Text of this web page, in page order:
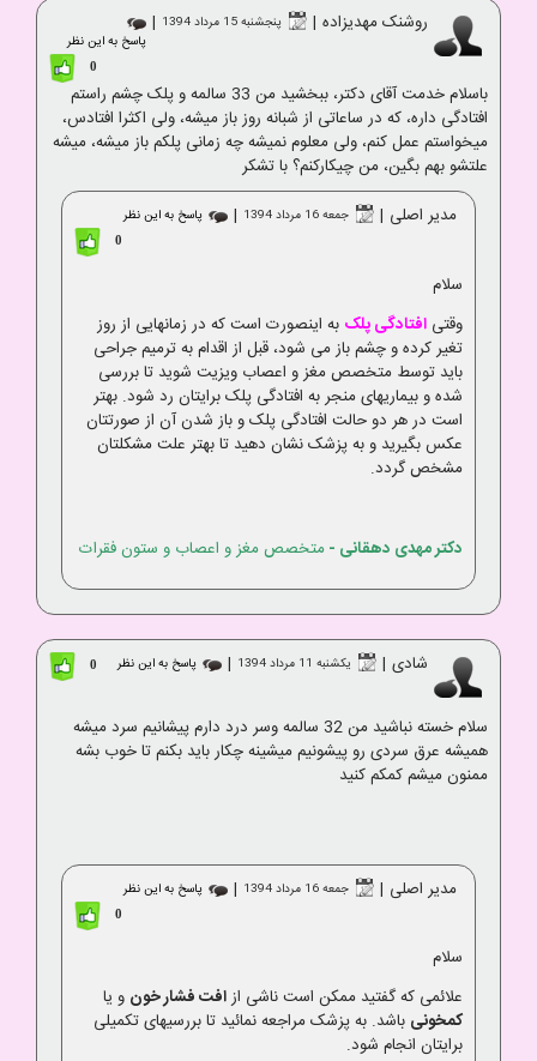
روشنک مهدیزاده | پنجشنبه 15 مرداد 1394 |
پاسخ به این نظر
0
باسلام خدمت آقای دکتر، ببخشید من 33 سالمه و پلک چشم راستم
افتادگی داره، که در ساعاتی از شبانه روز باز میشه، ولی اکثرا افتادس،
میخواستم عمل کنم، ولی معلوم نمیشه چه زمانی پلکم باز میشه، میشه
علتشو بهم بگین، من چیکارکنم؟ با تشکر
مدیر اصلی | جمعه 16 مرداد 1394 | پاسخ به این نظر
0
سلام
وقتی افتادگی پلک به اینصورت است که در زمانهایی از روز
تغیر کرده و چشم باز می شود، قبل از اقدام به ترمیم جراحی
باید توسط متخصص مغز و اعصاب ویزیت شوید تا بررسی
شده و بیماریهای منجر به افتادگی پلک برایتان رد شود. بهتر
است در هر دو حالت افتادگی پلک و باز شدن آن از صورتتان
عکس بگیرید و به پزشک نشان دهید تا بهتر علت مشکلتان
مشخص گردد.
دکتر مهدی دهقانی -متخصص مغز و اعصاب و ستون فقرات
شادی | یکشنبه 11 مرداد 1394 | پاسخ به این نظر 0
سلام خسته نباشید من 32 سالمه وسر درد دارم پیشانیم سرد میشه
همیشه عرق سردی رو پیشونیم میشینه چکار باید بکنم تا خوب بشه
ممنون میشم کمکم کنید
مدیر اصلی | جمعه 16 مرداد 1394 | پاسخ به این نظر
0
سلام
علائمی که گفتید ممکن است ناشی ازافت فشار خون و یا
کمخونی باشد. به پزشک مراجعه نمائید تا بررسیهای تکمیلی
برایتان انجام شود.